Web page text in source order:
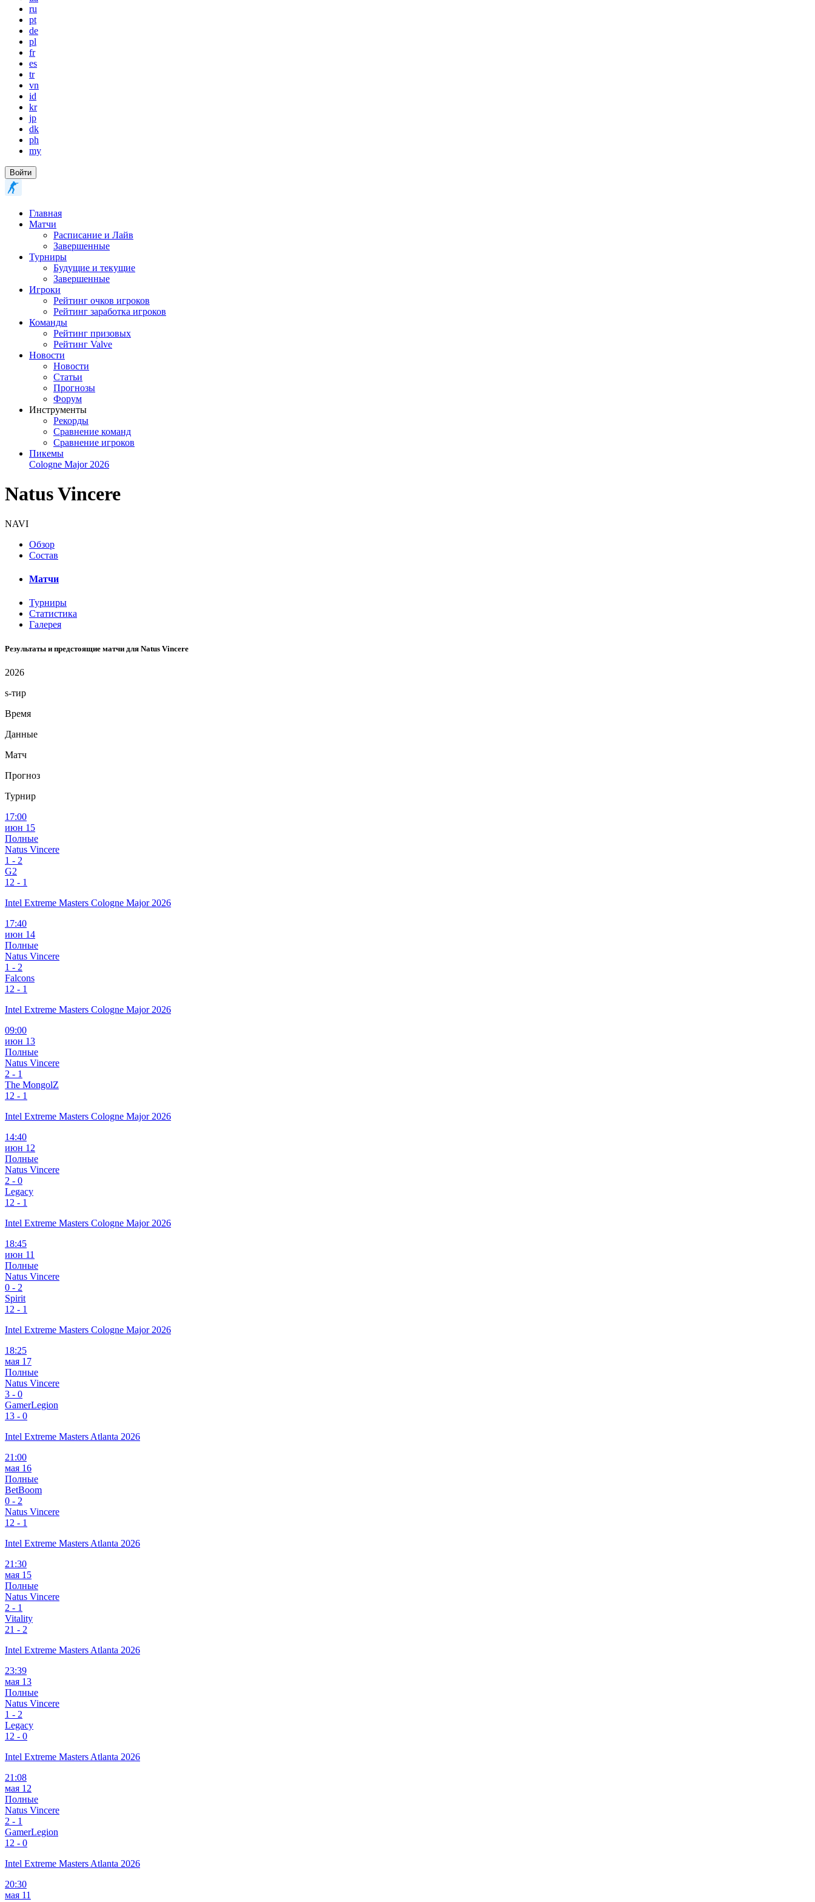
ru
pt
de
pl
fr
es
tr
vn
id
kr
jp
dk
ph
my
Войти
Главная
Матчи
Расписание и Лайв
Завершенные
Турниры
Будущие и текущие
Завершенные
Игроки
Рейтинг очков игроков
Рейтинг заработка игроков
Команды
Рейтинг призовых
Рейтинг Valve
Новости
Новости
Статьи
Прогнозы
Форум
Инструменты
Рекорды
Сравнение команд
Сравнение игроков
Пикемы
Cologne Major 2026
Natus Vincere
NAVI
Обзор
Состав
Матчи
Турниры
Статистика
Галерея
Результаты и предстоящие матчи для Natus Vincere
2026
s-тир
Время
Данные
Матч
Прогноз
Турнир
17:00
июн 15
Полные
Natus Vincere
1 - 2
G2
1 2 - 1
Intel Extreme Masters Cologne Major 2026
17:40
июн 14
Полные
Natus Vincere
1 - 2
Falcons
1 2 - 1
Intel Extreme Masters Cologne Major 2026
09:00
июн 13
Полные
Natus Vincere
2 - 1
The MongolZ
1 2 - 1
Intel Extreme Masters Cologne Major 2026
14:40
июн 12
Полные
Natus Vincere
2 - 0
Legacy
1 2 - 1
Intel Extreme Masters Cologne Major 2026
18:45
июн 11
Полные
Natus Vincere
0 - 2
Spirit
1 2 - 1
Intel Extreme Masters Cologne Major 2026
18:25
мая 17
Полные
Natus Vincere
3 - 0
GamerLegion
13 - 0
Intel Extreme Masters Atlanta 2026
21:00
мая 16
Полные
BetBoom
0 - 2
Natus Vincere
1 2 - 1
Intel Extreme Masters Atlanta 2026
21:30
мая 15
Полные
Natus Vincere
2 - 1
Vitality
21 - 2
Intel Extreme Masters Atlanta 2026
23:39
мая 13
Полные
Natus Vincere
1 - 2
Legacy
1 2 - 0
Intel Extreme Masters Atlanta 2026
21:08
мая 12
Полные
Natus Vincere
2 - 1
GamerLegion
1 2 - 0
Intel Extreme Masters Atlanta 2026
20:30
мая 11